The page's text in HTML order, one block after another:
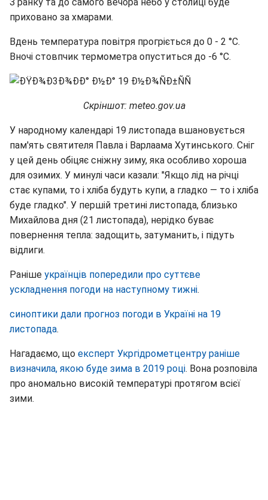
приховано за хмарами.
Вдень температура повітря прогріється до 0 - 2 °C.
Вночі стовпчик термометра опуститься до -6 °C.
Скріншот: meteo.gov.ua
У народному календарі 19 листопада вшановується
пам'ять святителя Павла і Варлаама Хутинського. Сніг
у цей день обіцяє сніжну зиму, яка особливо хороша
для озимих. У минулі часи казали: "Якщо лід на річці
стає купами, то і хліба будуть купи, а гладко — то і хліба
буде гладко". У першій третині листопада, близько
Михайлова дня (21 листопада), нерідко буває
повернення тепла: задощить, затуманить, і підуть
відлиги.
Раніше українців попередили про суттєве
ускладнення погоди на наступному тижні.
синоптики дали прогноз погоди в Україні на 19
листопада.
Нагадаємо, що експерт Укргідрометцентру раніше
визначила, якою буде зима в 2019 році. Вона розповіла
про аномально високій температурі протягом всієї
зими.